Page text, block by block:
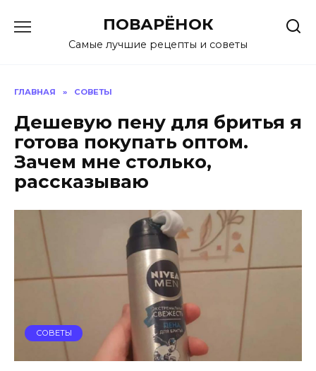
содержанию
ПОВАРЁНОК
Самые лучшие рецепты и советы
ГЛАВНАЯ » СОВЕТЫ
Дешевую пену для бритья я
готова покупать оптом.
Зачем мне столько,
рассказываю
СОВЕТЫ